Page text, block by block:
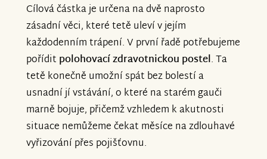
Cílová částka je určena na dvě naprosto
zásadní věci, které tetě uleví v jejím
každodenním trápení. V první řadě potřebujeme
pořídit polohovací zdravotnickou postel. Ta
tetě konečně umožní spát bez bolestí a
usnadní jí vstávání, o které na starém gauči
marně bojuje, přičemž vzhledem k akutnosti
situace nemůžeme čekat měsíce na zdlouhavé
vyřizování přes pojišťovnu.